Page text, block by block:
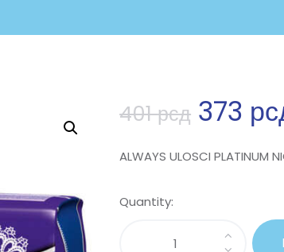
401рсд 373
ALWAYS ULOSCI PLATINUM
Quantity: